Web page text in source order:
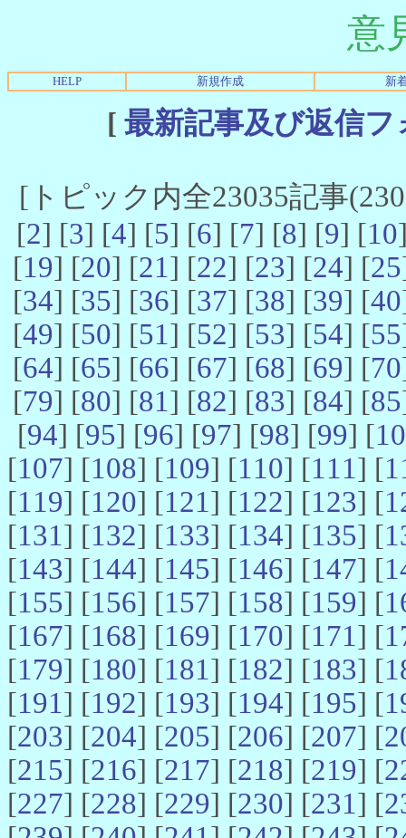
意
HELP 新規作成 新
[ 最新記事及び返信
[トピック内全23035記事
[2] [3] [4] [5] [6] [7] [8] [9] [10
[19] [20] [21] [22] [23] [24] [25
[34] [35] [36] [37] [38] [39] [40
[49] [50] [51] [52] [53] [54] [55
[64] [65] [66] [67] [68] [69] [70
[79] [80] [81] [82] [83] [84] [85
[94] [95] [96] [97] [98] [99] [
[107] [108] [109] [110] [111] [
[119] [120] [121] [122] [123] [
[131] [132] [133] [134] [135] [
[143] [144] [145] [146] [147] [
[155] [156] [157] [158] [159] [
[167] [168] [169] [170] [171] [
[179] [180] [181] [182] [183] [
[191] [192] [193] [194] [195] [
[203] [204] [205] [206] [207] [
[215] [216] [217] [218] [219] [
[227] [228] [229] [230] [231] [